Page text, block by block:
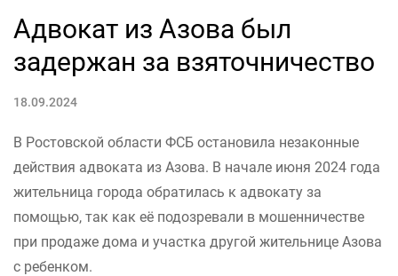
Адвокат из Азова был
задержан за взяточничество
18.09.2024
В Ростовской области ФСБ остановила незаконные
действия адвоката из Азова. В начале июня 2024 года
жительница города обратилась к адвокату за
помощью, так как её подозревали в мошенничестве
при продаже дома и участка другой жительнице Азова
с ребенком.